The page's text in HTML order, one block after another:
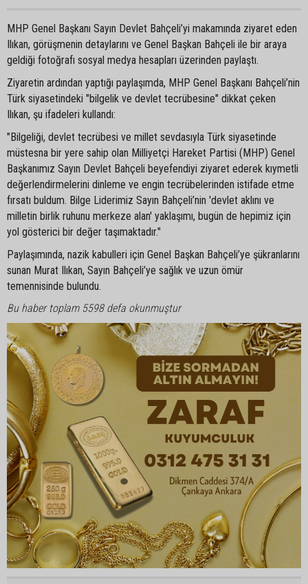
MHP Genel Başkanı Sayın Devlet Bahçeli’yi makamında ziyaret eden
Ilıkan, görüşmenin detaylarını ve Genel Başkan Bahçeli ile bir araya
geldiği fotoğrafı sosyal medya hesapları üzerinden paylaştı.
Ziyaretin ardından yaptığı paylaşımda, MHP Genel Başkanı Bahçeli’nin
Türk siyasetindeki "bilgelik ve devlet tecrübesine" dikkat çeken
Ilıkan, şu ifadeleri kullandı:
"Bilgeliği, devlet tecrübesi ve millet sevdasıyla Türk siyasetinde
müstesna bir yere sahip olan Milliyetçi Hareket Partisi (MHP) Genel
Başkanımız Sayın Devlet Bahçeli beyefendiyi ziyaret ederek kıymetli
değerlendirmelerini dinleme ve engin tecrübelerinden istifade etme
fırsatı buldum. Bilge Liderimiz Sayın Bahçeli’nin 'devlet aklını ve
milletin birlik ruhunu merkeze alan' yaklaşımı, bugün de hepimiz için
yol gösterici bir değer taşımaktadır."
Paylaşımında, nazik kabulleri için Genel Başkan Bahçeli’ye şükranlarını
sunan Murat Ilıkan, Sayın Bahçeli’ye sağlık ve uzun ömür
temennisinde bulundu.
Bu haber toplam 5598 defa okunmuştur